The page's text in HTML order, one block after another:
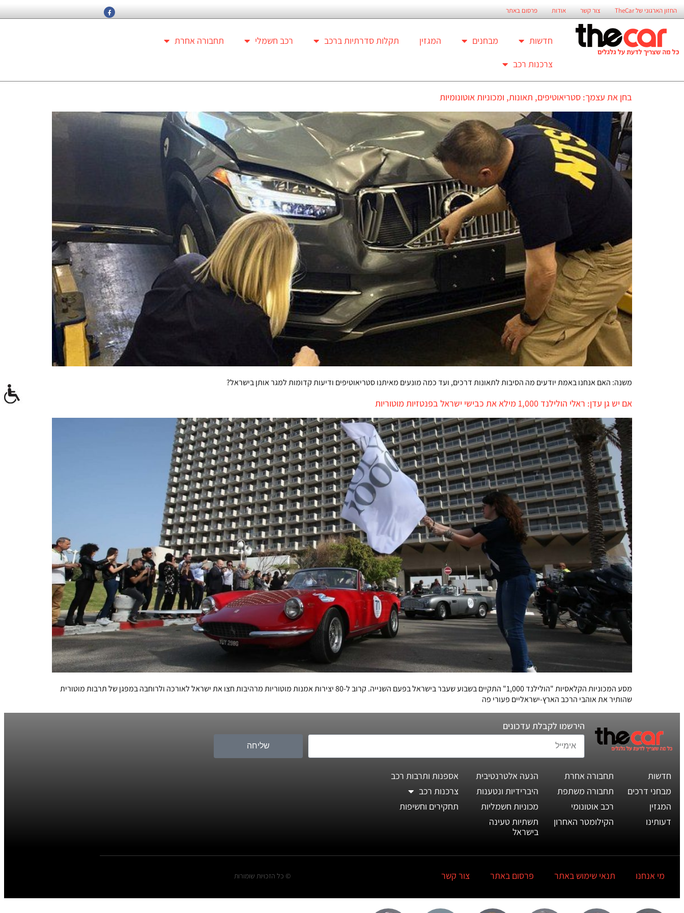
החזון הארגוני של TheCar צור קשר אודות פרסום באתר
חדשות מבחנים המגזין תקלות סדרתיות ברכב רכב חשמלי
תחבורה אחרת
צרכנות רכב
בחן את עצמך: סטריאוטיפים, תאונות, ומכוניות אוטונומיות
משנה: האם אנחנו באמת יודעים מה הסיבות לתאונות דרכים, ועד כמה מונעים מאיתנו סטריאוטיפים ודיעות קדומות למגר אותן בישראל?
אם יש גן עדן: ראלי הולילנד 1,000 מילא את כבישי ישראל בפנטזיות מוטוריות
מסע המכוניות הקלאסיות "הולילנד 1,000" התקיים בשבוע שעבר בישראל בפעם השנייה. קרוב ל-80 יצירות אמנות מוטוריות מרהיבות חצו את ישראל לאורכה ולרוחבה במפגן של תרבות מוטורית
שהותיר את אוהבי הרכב הארץ-ישראליים פעורי פה
הירשמו לקבלת עדכונים
שליחה
חדשות
מבחני דרכים
המגזין
דעותינו
תחבורה אחרת
תחבורה משתפת
רכב אוטונומי
הקילומטר האחרון
הנעה אלטרנטיבית
היברידיות ונטענות
מכוניות חשמליות
תשתיות טעינה
בישראל
אספנות ותרבות רכב
צרכנות רכב
תחקירים וחשיפות
מי אנחנו תנאי שימוש באתר פרסום באתר צור קשר © כל הזכויות שומורות